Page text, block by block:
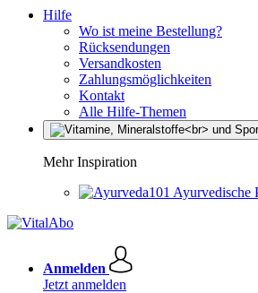
Hilfe
Wo ist meine Bestellung?
Rücksendungen
Versandkosten
Zahlungsmöglichkeiten
Kontakt
Alle Hilfe-Themen
Mehr Inspiration
Ayurvedische
Anmelden
Jetzt anmelden